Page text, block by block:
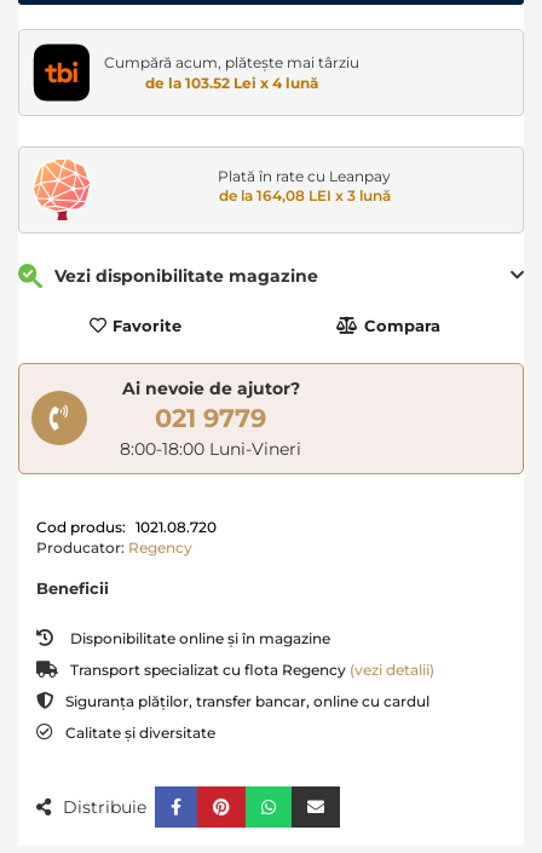
Cumpără acum, plătește mai târziu
de la 103.52 Lei x 4 lună
Plată în rate cu Leanpay
de la 164,08 LEI x 3 lună
Vezi disponibilitate magazine
Favorite Compara
Ai nevoie de ajutor?
021 9779
8:00-18:00 Luni-Vineri
Cod produs: 1021.08.720
Producator: Regency
Beneficii
Disponibilitate online și în magazine
Transport specializat cu flota Regency (vezi detalii)
Siguranța plăților, transfer bancar, online cu cardul
Calitate și diversitate
Distribuie